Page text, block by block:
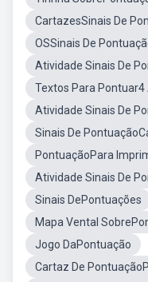
CartazesSinais De
OSSinais De
Atividade Sinais De
Textos Para Pontuar4
Atividade Sinais De
Sinais De
PontuaçãoPara
Atividade Sinais De
Sinais DePontuações
Mapa Vental
Jogo DaPontuação
Cartaz De